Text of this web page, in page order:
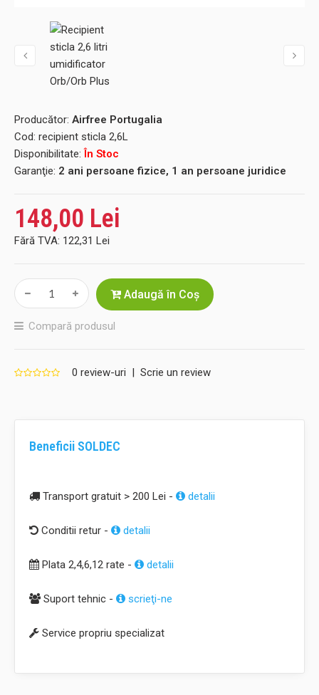
Producător: Airfree Portugalia
Cod: recipient sticla 2,6L
Disponibilitate: În Stoc
Garanţie: 2 ani persoane fizice, 1 an persoane juridice
148,00 Lei
Fără TVA: 122,31 Lei
Adaugă în Coş
Compară produsul
0 review-uri | Scrie un review
Beneficii SOLDEC
Transport gratuit > 200 Lei - detalii
Conditii retur - detalii
Plata 2,4,6,12 rate - detalii
Suport tehnic - scrieţi-ne
Service propriu specializat